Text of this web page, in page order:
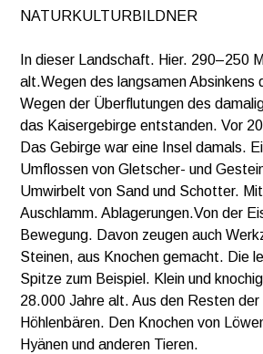
NATURKULTURBILDNER
In dieser Landschaft. Hier. 290–250
alt.Wegen des langsamen Absinkens
Wegen der Überflutungen des
das Kaisergebirge entstanden. Vor
Das Gebirge war eine Insel damals.
Umflossen von Gletscher- und
Umwirbelt von Sand und Schotter.
Auschlamm. Ablagerungen.Von der
Bewegung. Davon zeugen auch
Steinen, aus Knochen gemacht. Die
Spitze zum Beispiel. Klein und
28.000 Jahre alt. Aus den Resten
Höhlenbären. Den Knochen von
Hyänen und anderen Tieren.